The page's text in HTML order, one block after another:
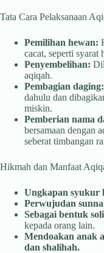
Tata Cara Pelaksanaan
Pemilihan hewan:
cacat, seperti syarat
Penyembelihan:
aqiqah.
Pembagian daging:
dahulu dan
miskin.
Pemberian nama
bersamaan dengan
seberat timbangan
Hikmah dan Manfaat
Ungkapan syukur
Perwujudan
Sebagai bentuk
kepada orang lain.
Mendoakan anak
dan shalihah.